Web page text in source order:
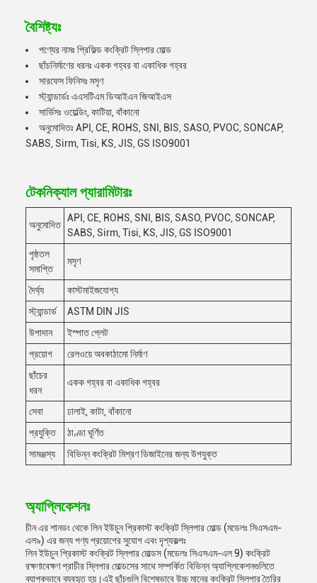
বৈশিষ্ট্যঃ
পণ্যের নামঃ প্রিফিল্ড কংক্রিট স্লিপার মোল্ড
ছাঁচনির্মাণের ধরনঃ একক গহ্বর বা একাধিক গহ্বর
সারফেস ফিনিসঃ মসৃণ
স্ট্যান্ডার্ডঃ এএসটিএম ডিআইএন জিআইএস
সার্ভিসঃ ওয়েল্ডিং, কাটিয়া, বাঁকানো
অনুমোদিতঃ API, CE, ROHS, SNI, BIS, SASO, PVOC, SONCAP,
SABS, Sirm, Tisi, KS, JIS, GS ISO9001
টেকনিক্যাল প্যারামিটারঃ
অনুমোদিত
API, CE, ROHS, SNI, BIS, SASO, PVOC, SONCAP,
SABS, Sirm, Tisi, KS, JIS, GS ISO9001
পৃষ্ঠতল
সমাপ্তি
মসৃণ
দৈর্ঘ্য
কাস্টমাইজযোগ্য
স্ট্যান্ডার্ড
ASTM DIN JIS
উপাদান
ইস্পাত প্লেট
প্রয়োগ
রেলওয়ে অবকাঠামো নির্মাণ
ছাঁচের
ধরন
একক গহ্বর বা একাধিক গহ্বর
সেবা
ঢালাই, কাটা, বাঁকানো
প্রযুক্তি
ঠাণ্ডা ঘূর্ণিত
সামঞ্জস্য
বিভিন্ন কংক্রিট মিশ্রণ ডিজাইনের জন্য উপযুক্ত
অ্যাপ্লিকেশনঃ
চীন এর শানডং থেকে লিন ইউচুন প্রিকাস্ট কংক্রিট স্লিপার মোল্ড (মডেলঃ সিএসএম-
এল৯) এর জন্য পণ্য প্রয়োগের সুযোগ এবং দৃশ্যকল্পঃ
লিন ইউচুন প্রিকাস্ট কংক্রিট স্লিপার মোল্ডস (মডেলঃ সিএসএম-এল 9) কংক্রিট
রক্ষণাবেক্ষণ প্রাচীর স্লিপার মোল্ডসের সাথে সম্পর্কিত বিভিন্ন অ্যাপ্লিকেশনগুলিতে
ব্যাপকভাবে ব্যবহৃত হয়।এই ছাঁচগুলি বিশেষভাবে উচ্চ মানের কংক্রিট স্লিপার তৈরির